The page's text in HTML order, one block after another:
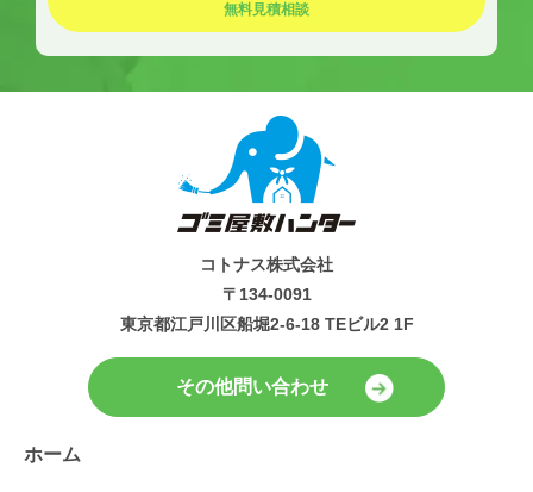
無料見積相談
コトナス株式会社
〒134-0091
東京都江戸川区船堀2-6-18 TEビル2 1F
その他問い合わせ
ホーム